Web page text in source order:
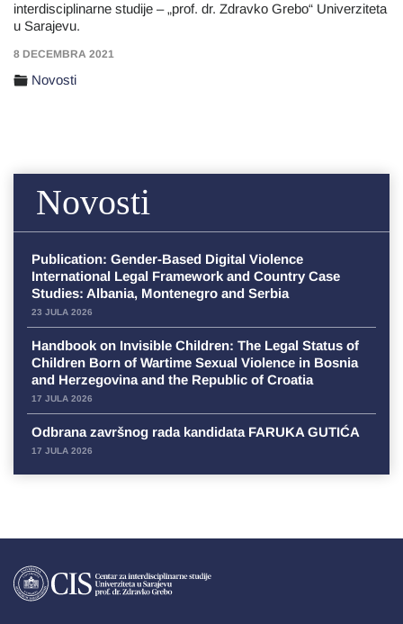
interdisciplinarne studije – „prof. dr. Zdravko Grebo“ Univerziteta
u Sarajevu.
8 DECEMBRA 2021
Novosti
Novosti
Publication: Gender-Based Digital Violence
International Legal Framework and Country Case
Studies: Albania, Montenegro and Serbia
23 JULA 2026
Handbook on Invisible Children: The Legal Status of
Children Born of Wartime Sexual Violence in Bosnia
and Herzegovina and the Republic of Croatia
17 JULA 2026
Odbrana završnog rada kandidata FARUKA GUTIĆA
17 JULA 2026